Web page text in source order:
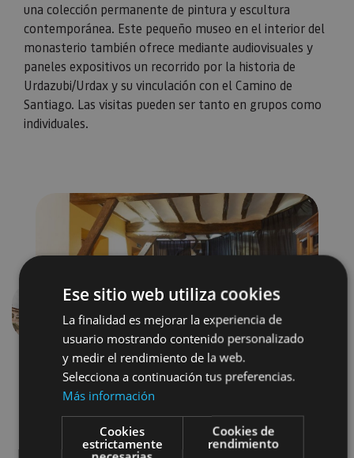
una colección permanente de pintura y escultura
contemporánea. Este pequeño museo en el interior del
monasterio también ofrece mediante audiovisuales y
paneles expositivos un recorrido por la historia de
Urdazubi/Urdax y su vinculación con el Camino de
Santiago. Las visitas pueden ser tanto en grupos como
individuales.
Anterior
Ese sitio web utiliza cookies
La finalidad es mejorar la experiencia de
usuario mostrando contenido personalizado
y medir el rendimiento de la web.
Selecciona a continuación tus preferencias.
Más información
Cookies
estrictamente
Cookies de
rendimiento